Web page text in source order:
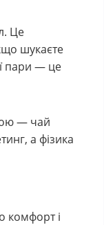
Це
шукаєте
пари — це
— чай
а фізика
комфорт і